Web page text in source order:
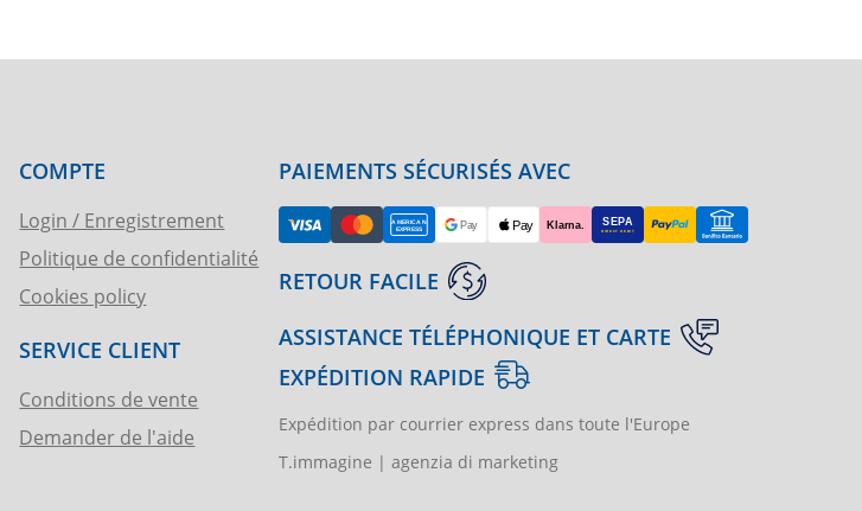
COMPTE
Login / Enregistrement
Politique de confidentialité
Cookies policy
SERVICE CLIENT
Conditions de vente
Demander de l'aide
PAIEMENTS SÉCURISÉS AVEC
RETOUR FACILE
ASSISTANCE TÉLÉPHONIQUE ET CARTE
EXPÉDITION RAPIDE
Expédition par courrier express dans toute l'Europe
T.immagine | agenzia di marketing